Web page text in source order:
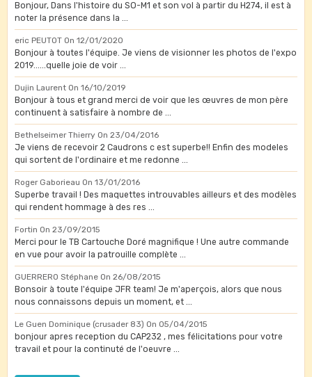
Bonjour, Dans l'histoire du SO-M1 et son vol à partir du H274, il est à
noter la présence dans la ...
eric PEUTOT On 12/01/2020
Bonjour à toutes l'équipe. Je viens de visionner les photos de l'expo
2019......quelle joie de voir ...
Dujin Laurent On 16/10/2019
Bonjour à tous et grand merci de voir que les œuvres de mon père
continuent à satisfaire à nombre de ...
Bethelseimer Thierry On 23/04/2016
Je viens de recevoir 2 Caudrons c est superbe!! Enfin des modeles
qui sortent de l'ordinaire et me redonne ...
Roger Gaborieau On 13/01/2016
Superbe travail ! Des maquettes introuvables ailleurs et des modèles
qui rendent hommage à des res ...
Fortin On 23/09/2015
Merci pour le TB Cartouche Doré magnifique ! Une autre commande
en vue pour avoir la patrouille complète ...
GUERRERO Stéphane On 26/08/2015
Bonsoir à toute l'équipe JFR team! Je m'aperçois, alors que nous
nous connaissons depuis un moment, et ...
Le Guen Dominique (crusader 83) On 05/04/2015
bonjour apres reception du CAP232 , mes félicitations pour votre
travail et pour la continuté de l'oeuvre ...